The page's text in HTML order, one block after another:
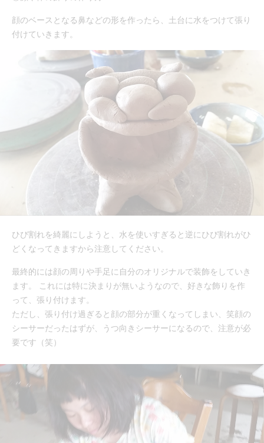
顔のベースとなる鼻などの形を作ったら、土台に水をつけて張り
付けていきます。
ひび割れを綺麗にしようと、水を使いすぎると逆にひび割れがひ
どくなってきますから注意してください。
最終的には顔の周りや手足に自分のオリジナルで装飾をしていき
ます。 これには特に決まりが無いようなので、好きな飾りを作
って、張り付けます。
ただし、張り付け過ぎると顔の部分が重くなってしまい、笑顔の
シーサーだったはずが、うつ向きシーサーになるので、注意が必
要です（笑）